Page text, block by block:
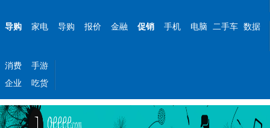
导购 家电 导购 报价 金融 促销 手机 电脑 二手车 数据
消费
手游
企业
吃货